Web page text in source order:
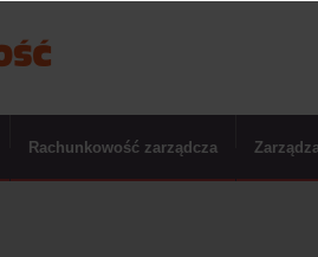
Rachunkowość zarządcza